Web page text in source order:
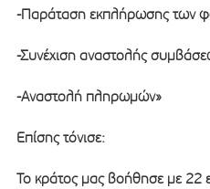
-Παράταση εκπλήρωσης των
-Συνέχιση αναστολής
-Αναστολή πληρωμών»
Επίσης τόνισε:
Το κράτος μας βοήθησε με 22